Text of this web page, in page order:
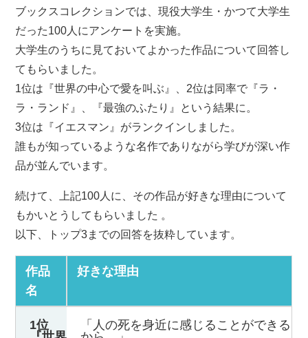
ブックスコレクションでは、現役大学生・かつて大学生
だった100人にアンケートを実施。
大学生のうちに見ておいてよかった作品について回答し
てもらいました。
1位は『世界の中心で愛を叫ぶ』、2位は同率で『ラ・
ラ・ランド』、『最強のふたり』という結果に。
3位は『イエスマン』がランクインしました。
誰もが知っているような名作でありながら学びが深い作
品が並んでいます。
続けて、上記100人に、その作品が好きな理由について
もかいとうしてもらいました 。
以下、トップ3までの回答を抜粋しています。
作品
名
好きな理由
1位
「人の死を身近に感じることができる